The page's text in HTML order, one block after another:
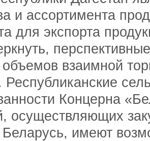
и ассортимента
для экспорта
взаимной
Республиканские
Концерна
осуществляющих
имеют